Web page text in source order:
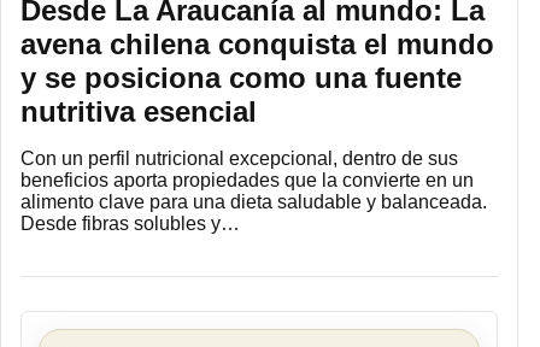
Desde La Araucanía al mundo: La
avena chilena conquista el mundo
y se posiciona como una fuente
nutritiva esencial
Con un perfil nutricional excepcional, dentro de sus
beneficios aporta propiedades que la convierte en un
alimento clave para una dieta saludable y balanceada.
Desde fibras solubles y…